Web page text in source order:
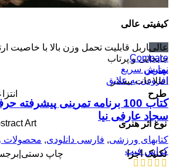
کیفیتی عالی
بدنه باربل قابلیت تحمل وزن بالا با خاصیت
جابجایی و پرتاب
بهترین
اطلاعات بیشتر
طرح
نوع اثر هنری Art
تکنیک اجرا چاپ‌
عالی
Compare
نمایش سریع
افزودن به علایق
کتاب 100 برنامه تمرینی
سجاد عارفی نیا
کتابهای ورزشی, فارسی دانلودی, محصولات
کراس فیت